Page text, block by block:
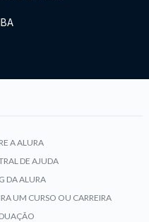
A ALURA
DE AJUDA
DA ALURA
UM CURSO OU CARREIRA